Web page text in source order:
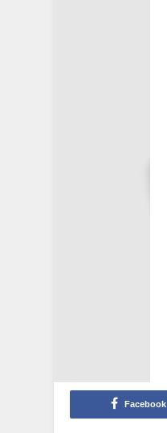
Facebook